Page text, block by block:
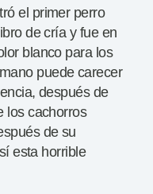
el primer perro
de cría y fue en
blanco para los
puede carecer
después de
los cachorros
de su
esta horrible